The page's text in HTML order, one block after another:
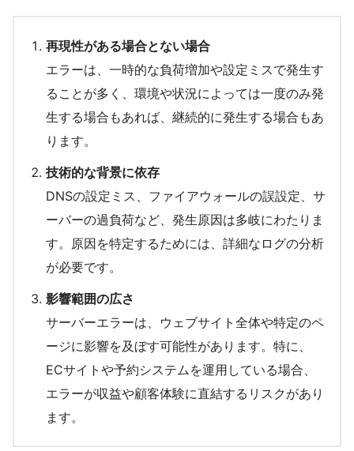
再現性がある場合とない場合
エラーは、一時的な負荷増加や設定ミスで発生す
ることが多く、環境や状況によっては一度のみ発
生する場合もあれば、継続的に発生する場合もあ
ります。
技術的な背景に依存
DNSの設定ミス、ファイアウォールの誤設定、サ
ーバーの過負荷など、発生原因は多岐にわたりま
す。原因を特定するためには、詳細なログの分析
が必要です。
影響範囲の広さ
サーバーエラーは、ウェブサイト全体や特定のペ
ージに影響を及ぼす可能性があります。特に、
ECサイトや予約システムを運用している場合、
エラーが収益や顧客体験に直結するリスクがあり
ます。